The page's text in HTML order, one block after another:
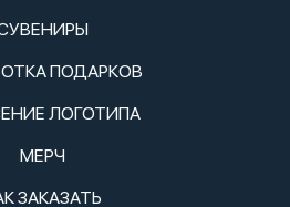
ПОДАРКОВ
ЛОГОТИПА
МЕРЧ
ЗАКАЗАТЬ